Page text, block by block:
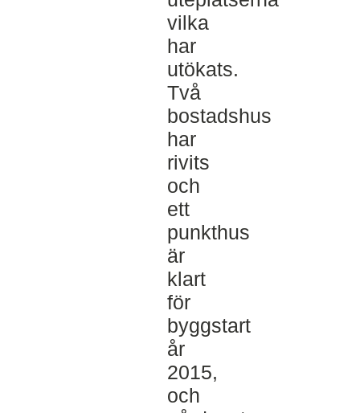
vilka
har
utökats.
Två
bostadshus
har
rivits
och
ett
punkthus
är
klart
för
byggstart
år
2015,
och